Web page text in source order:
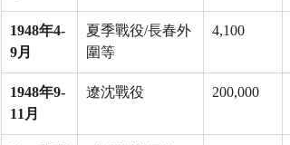
1948年4-
9月
夏季戰役/長春外
圍等
4,100
1948年9-
11月
遼沈戰役 200,000